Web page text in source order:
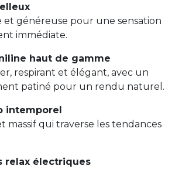
et généreuse pour une sensation
immédiate.
haut de gamme
respirant et élégant, avec un
patiné pour un rendu naturel.
intemporel
massif qui traverse les tendances
relax électriques